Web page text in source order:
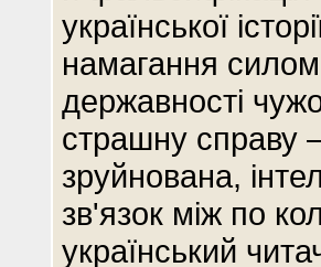
української
намагання
державності
страшну справу
зруйнована,
зв'язок між по
український